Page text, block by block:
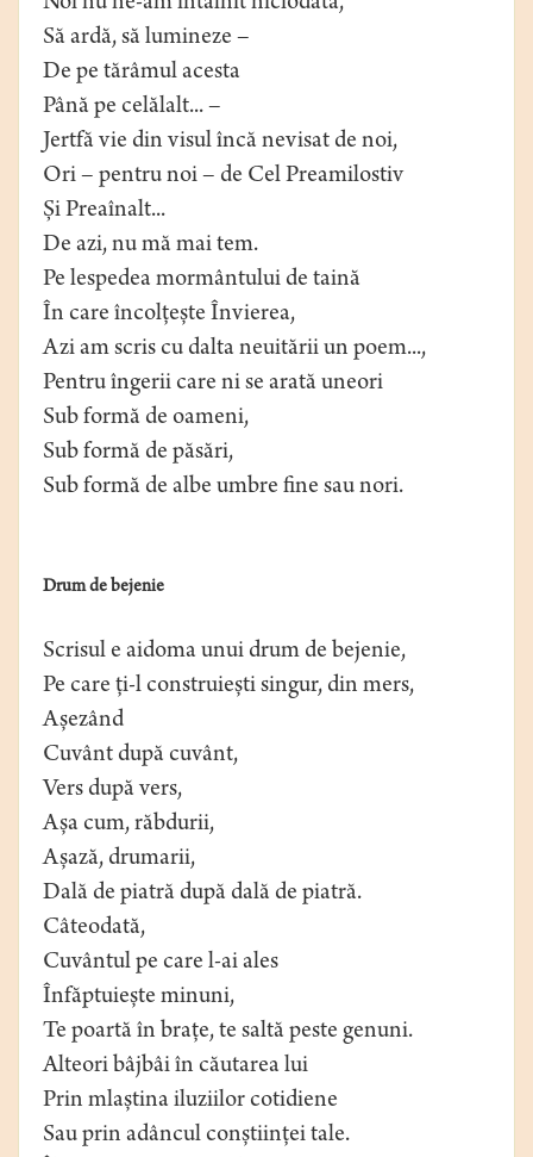
Să ardă, să lumineze –
De pe tărâmul acesta
Până pe celălalt... –
Jertfă vie din visul încă nevisat de noi,
Ori – pentru noi – de Cel Preamilostiv
Și Preaînalt...
De azi, nu mă mai tem.
Pe lespedea mormântului de taină
În care încolțește Învierea,
Azi am scris cu dalta neuitării un poem...,
Pentru îngerii care ni se arată uneori
Sub formă de oameni,
Sub formă de păsări,
Sub formă de albe umbre fine sau nori.
Drum de bejenie
Scrisul e aidoma unui drum de bejenie,
Pe care ți-l construiești singur, din mers,
Așezând
Cuvânt după cuvânt,
Vers după vers,
Așa cum, răbdurii,
Așază, drumarii,
Dală de piatră după dală de piatră.
Câteodată,
Cuvântul pe care l-ai ales
Înfăptuiește minuni,
Te poartă în brațe, te saltă peste genuni.
Alteori bâjbâi în căutarea lui
Prin mlaștina iluziilor cotidiene
Sau prin adâncul conștiinței tale.